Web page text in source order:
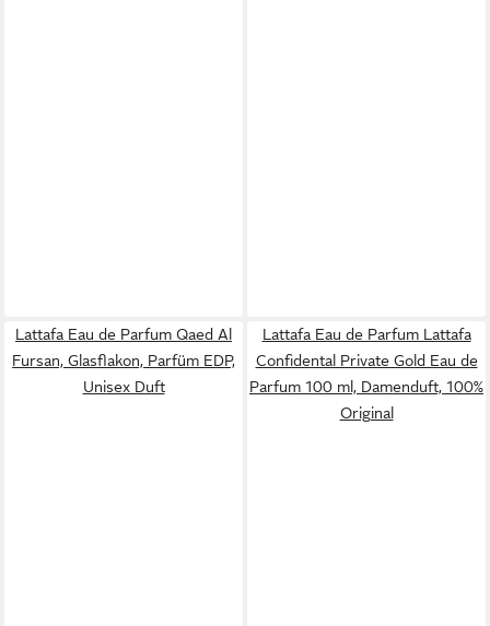
Lattafa Eau de Parfum Qaed Al
Fursan, Glasflakon, Parfüm EDP,
Unisex Duft
Lattafa Eau de Parfum Lattafa
Confidental Private Gold Eau de
Parfum 100 ml, Damenduft, 100%
Original